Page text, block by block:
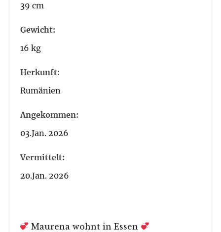
39 cm
Gewicht:
16 kg
Herkunft:
Rumänien
Angekommen:
03.Jan. 2026
Vermittelt:
20.Jan. 2026
Maurena wohnt in Essen